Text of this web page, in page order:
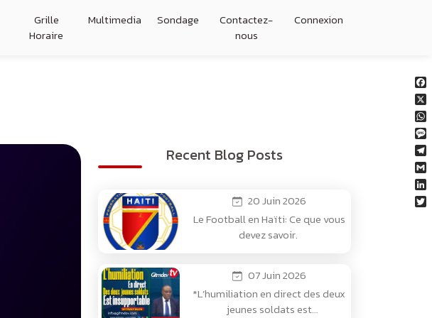
Grille
Horaire
Multimedia Sondage
Contactez-
nous
Connexion
Recent Blog Posts
20 Juin 2026
Le Football en Haïti: Ce que vous
devez savoir.
07 Juin 2026
*L’humiliation en direct des deux
jeunes soldats est
X